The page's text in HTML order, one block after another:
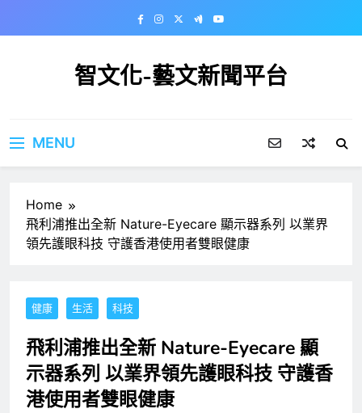
智文化-藝文新聞平台
MENU
Home
飛利浦推出全新 Nature-Eyecare 顯示器系列 以業界
領先護眼科技 守護香港使用者雙眼健康
健康 生活 科技
飛利浦推出全新 Nature-Eyecare 顯
示器系列 以業界領先護眼科技 守護香
港使用者雙眼健康